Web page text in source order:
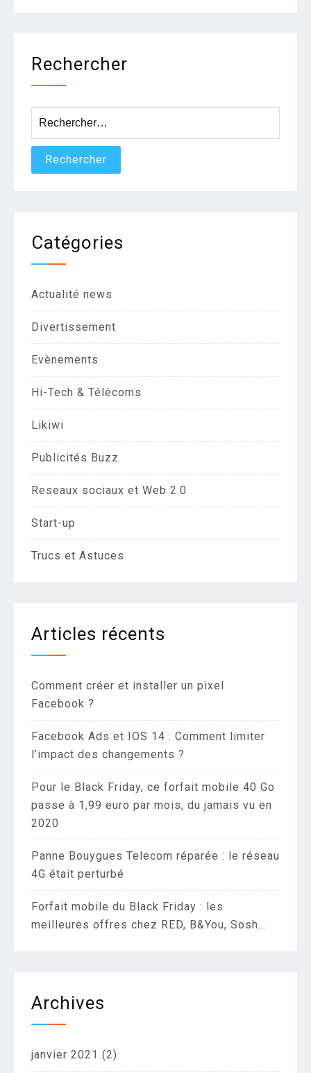
Rechercher
Catégories
Actualité news
Divertissement
Evènements
Hi-Tech & Télécoms
Likiwi
Publicités Buzz
Reseaux sociaux et Web 2.0
Start-up
Trucs et Astuces
Articles récents
Comment créer et installer un pixel
Facebook ?
Facebook Ads et IOS 14 : Comment limiter
l’impact des changements ?
Pour le Black Friday, ce forfait mobile 40 Go
passe à 1,99 euro par mois, du jamais vu en
2020
Panne Bouygues Telecom réparée : le réseau
4G était perturbé
Forfait mobile du Black Friday : les
meilleures offres chez RED, B&You, Sosh…
Archives
janvier 2021 (2)